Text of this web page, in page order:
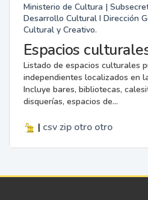
Ministerio de Cultura |
Desarrollo Cultural I Dirección
Cultural y Creativo.
Espacios
Listado de espacios culturales
independientes localizados en
Incluye bares, bibliotecas,
disquerías, espacios de...
| csv zip otro otro